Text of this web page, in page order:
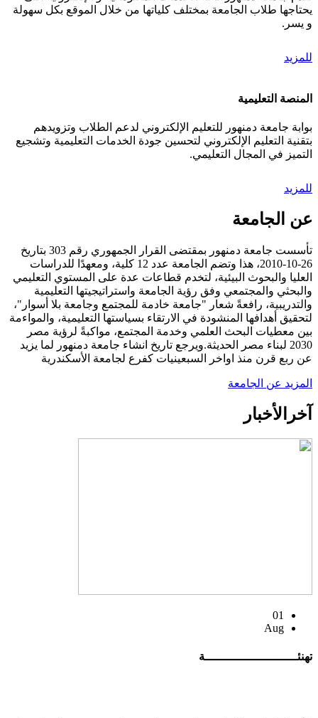
يحتاجها طلاب الجامعة بمختلف كلياتها من خلال الموقع بكل سهولة
و يسر.
للمزيد
المنصة التعليمية
بوابة جامعة دمنهور للتعليم الإلكتروني لدعم الطلاب وتزويدهم
بتقنية التعليم الإلكتروني لتحسين جودة الخدمات التعليمية وتشجيع
التميز في المجال التعليمي.
للمزيد
عن الجامعة
تأسست جامعة دمنهور بمقتضى القرار الجمهوري رقم 303 بتاريخ
26-10-2010، هذا وتضم الجامعة عدد 12 كلية، ومعهدًا للدراسات
العليا والبحوث البيئية، لتخدم قطاعات عدة على المستوي التعليمي
والبحثي والمجتمعي وفق رؤية الجامعة واستراتيجيتها التعليمية
والتدريبية، رافعةً شعار "جامعة خادمة للمجتمع وجامعة بلا أسوار"،
لتحقيق أهدافها المنشودة في الارتقاء بسياستها التعليمية، والمواءمة
بين معطيات البحث العلمي وخدمة المجتمع، مواكبةً لرؤية مصر
2030 لبناء مصر الحديثة.ويرجع تاريخ انشاء جامعة دمنهور لما يزيد
عن ربع قرن منذ اواخر السبعينيات كفرع لجامعة الأسكندرية
المزيد عن الجامعة
آخر الأخبار
01
Aug
تهنئــــــــــــــــــــــــــة